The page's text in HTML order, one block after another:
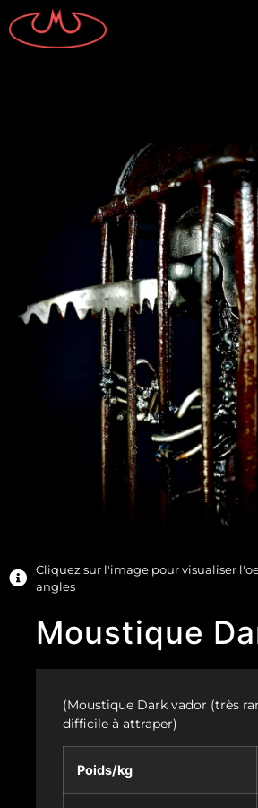
Cliquez sur l'image pour visualiser
angles
Moustique
(Moustique Dark vador (très
difficile à attraper)
Poids/kg